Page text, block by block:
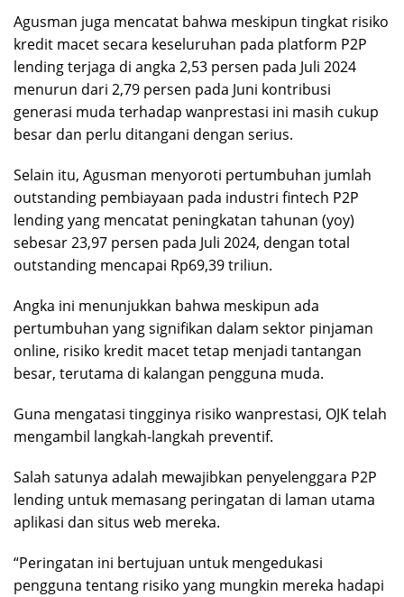
Agusman juga mencatat bahwa meskipun tingkat risiko
kredit macet secara keseluruhan pada platform P2P
lending terjaga di angka 2,53 persen pada Juli 2024
menurun dari 2,79 persen pada Juni kontribusi
generasi muda terhadap wanprestasi ini masih cukup
besar dan perlu ditangani dengan serius.
Selain itu, Agusman menyoroti pertumbuhan jumlah
outstanding pembiayaan pada industri fintech P2P
lending yang mencatat peningkatan tahunan (yoy)
sebesar 23,97 persen pada Juli 2024, dengan total
outstanding mencapai Rp69,39 triliun.
Angka ini menunjukkan bahwa meskipun ada
pertumbuhan yang signifikan dalam sektor pinjaman
online, risiko kredit macet tetap menjadi tantangan
besar, terutama di kalangan pengguna muda.
Guna mengatasi tingginya risiko wanprestasi, OJK telah
mengambil langkah-langkah preventif.
Salah satunya adalah mewajibkan penyelenggara P2P
lending untuk memasang peringatan di laman utama
aplikasi dan situs web mereka.
“Peringatan ini bertujuan untuk mengedukasi
pengguna tentang risiko yang mungkin mereka hadapi